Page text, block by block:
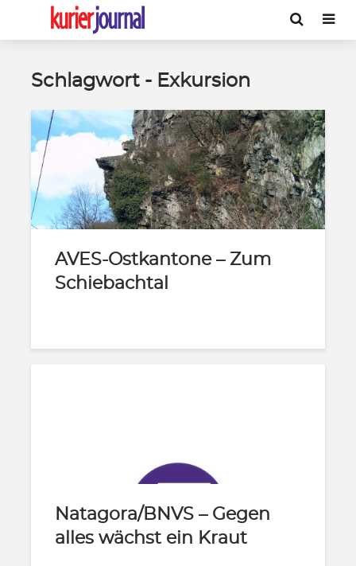
Schlagwort - Exkursion
AVES-Ostkantone – Zum
Schiebachtal
Natagora/BNVS – Gegen
alles wächst ein Kraut